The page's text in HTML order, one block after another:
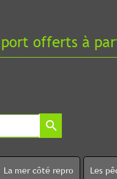
offerts à
search
La mer côté repro Les